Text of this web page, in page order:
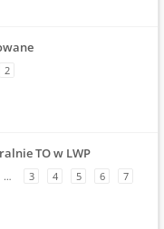
2
TO w LWP
… 3 4 5 6 7